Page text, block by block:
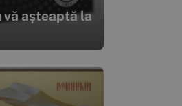
vă așteaptă la